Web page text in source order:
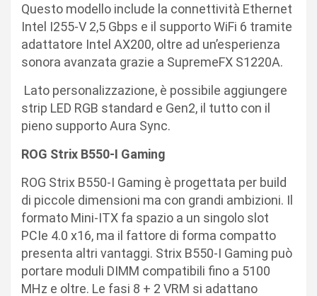
Questo modello include la connettività Ethernet
Intel I255-V 2,5 Gbps e il supporto WiFi 6 tramite
adattatore Intel AX200, oltre ad un’esperienza
sonora avanzata grazie a SupremeFX S1220A.
Lato personalizzazione, è possibile aggiungere
strip LED RGB standard e Gen2, il tutto con il
pieno supporto Aura Sync.
ROG Strix B550-I Gaming
ROG Strix B550-I Gaming è progettata per build
di piccole dimensioni ma con grandi ambizioni. Il
formato Mini-ITX fa spazio a un singolo slot
PCIe 4.0 x16, ma il fattore di forma compatto
presenta altri vantaggi. Strix B550-I Gaming può
portare moduli DIMM compatibili fino a 5100
MHz e oltre. Le fasi 8 + 2 VRM si adattano